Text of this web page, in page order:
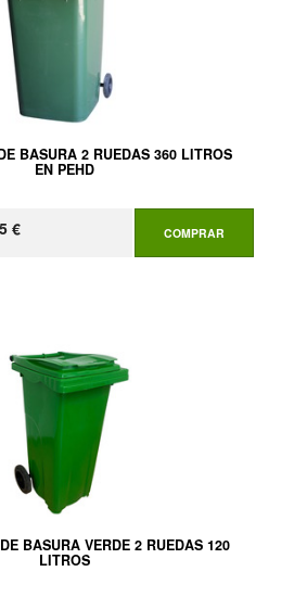
BASURA 2 RUEDAS 360 LITROS
EN PEHD
€ COMPRAR
BASURA VERDE 2 RUEDAS 120
LITROS